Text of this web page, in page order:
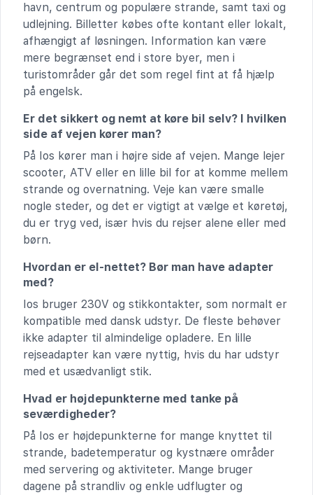
havn, centrum og populære strande, samt taxi og
udlejning. Billetter købes ofte kontant eller lokalt,
afhængigt af løsningen. Information kan være
mere begrænset end i store byer, men i
turistområder går det som regel fint at få hjælp
på engelsk.
Er det sikkert og nemt at køre bil selv? I hvilken
side af vejen kører man?
På Ios kører man i højre side af vejen. Mange lejer
scooter, ATV eller en lille bil for at komme mellem
strande og overnatning. Veje kan være smalle
nogle steder, og det er vigtigt at vælge et køretøj,
du er tryg ved, især hvis du rejser alene eller med
børn.
Hvordan er el-nettet? Bør man have adapter
med?
Ios bruger 230V og stikkontakter, som normalt er
kompatible med dansk udstyr. De fleste behøver
ikke adapter til almindelige opladere. En lille
rejseadapter kan være nyttig, hvis du har udstyr
med et usædvanligt stik.
Hvad er højdepunkterne med tanke på
seværdigheder?
På Ios er højdepunkterne for mange knyttet til
strande, badetemperatur og kystnære områder
med servering og aktiviteter. Mange bruger
dagene på strandliv og enkle udflugter og